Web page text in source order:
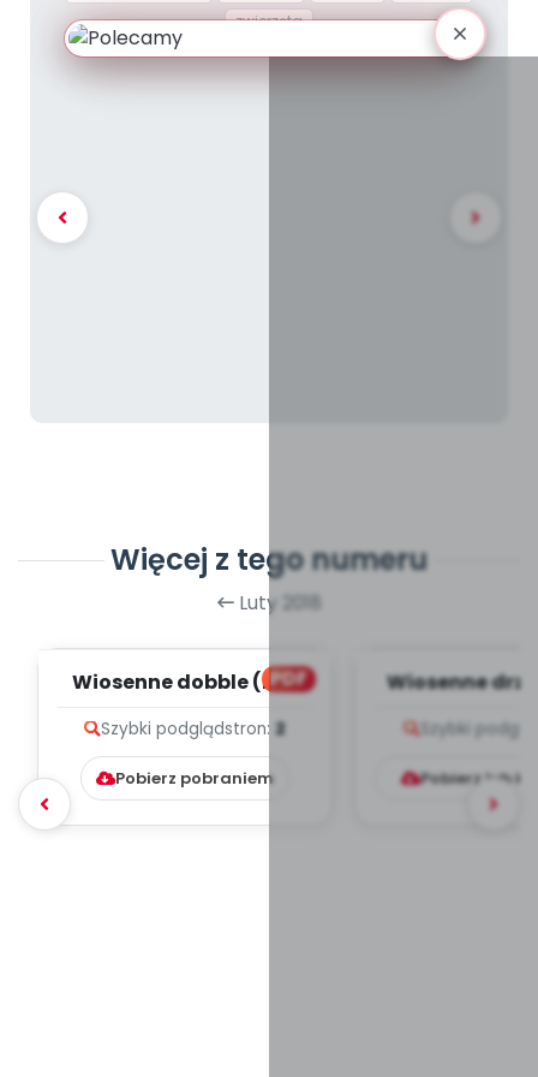
zwierzęta
Więcej z tego numeru
Luty 2018
PDF
Wiosenne dobble (PD)
Szybki podglądstron: 2
Pobierz pobraniem
Wiosenne
Szybki
Pobierz lub